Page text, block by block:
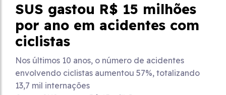
SUS gastou R$ 15 milhões
por ano em acidentes com
ciclistas
Nos últimos 10 anos, o número de acidentes
envolvendo ciclistas aumentou 57%, totalizando
13,7 mil internações